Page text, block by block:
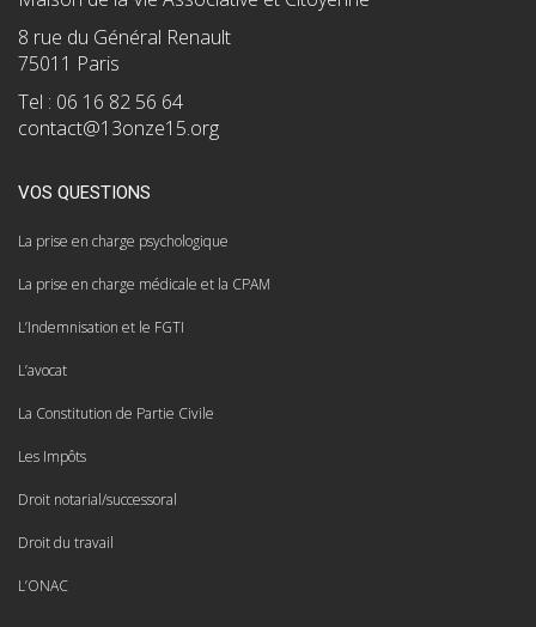
8 rue du Général Renault
75011 Paris
Tel : 06 16 82 56 64
contact@13onze15.org
VOS QUESTIONS
La prise en charge psychologique
La prise en charge médicale et la CPAM
L’Indemnisation et le FGTI
L’avocat
La Constitution de Partie Civile
Les Impôts
Droit notarial/successoral
Droit du travail
L’ONAC